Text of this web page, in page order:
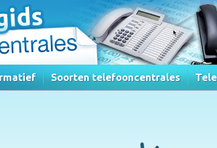
Soorten telefooncentrales